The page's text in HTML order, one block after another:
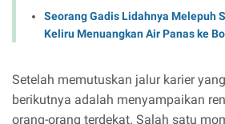
Seorang Gadis Lidahnya Melepuh
Keliru Menuangkan Air Panas ke
Setelah memutuskan jalur karier
berikutnya adalah menyampaikan
orang-orang terdekat. Salah satu